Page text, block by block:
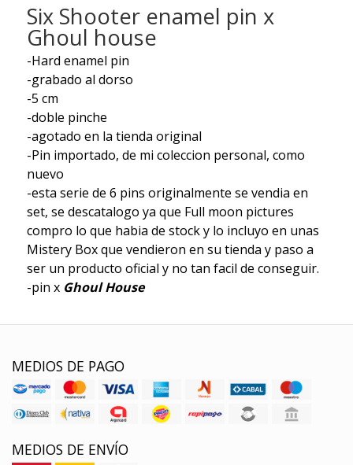
Six Shooter enamel pin x
Ghoul house
-Hard enamel pin
-grabado al dorso
-5 cm
-doble pinche
-agotado en la tienda original
-Pin importado, de mi coleccion personal, como
nuevo
-esta serie de 6 pins originalmente se vendia en
set, se descatalogo ya que Full moon pictures
compro lo que habia de stock y lo incluyo en unas
Mistery Box que vendieron en su tienda y paso a
ser un producto oficial y no tan facil de conseguir.
-pin xGhoul House
MEDIOS DE PAGO
MEDIOS DE ENVÍO